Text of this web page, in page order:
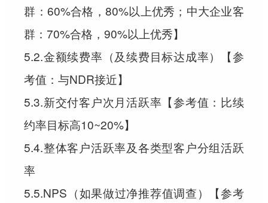
群：60%合格，80%以上优秀；中大企业客
群：70%合格，90%以上优秀】
5.2.金额续费率（及续费目标达成率）【参
考值：与NDR接近】
5.3.新交付客户次月活跃率【参考值：比续
约率目标高10~20%】
5.4.整体客户活跃率及各类型客户分组活跃
率
5.5.NPS（如果做过净推荐值调查）【参考